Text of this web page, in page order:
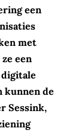
een
met
een
kunnen de
Sessink,